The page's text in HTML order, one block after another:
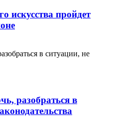
искусства пройдет
разобраться в